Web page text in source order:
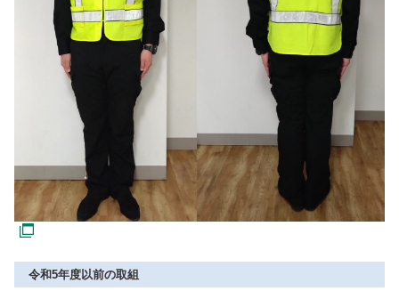
令和5年度以前の取組